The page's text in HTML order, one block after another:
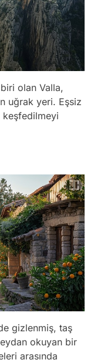
olan Valla,
uğrak yeri. Eşsiz
keşfedilmeyi
gizlenmiş, taş
okuyan bir
arasında